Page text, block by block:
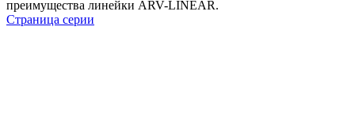
преимущества линейки ARV-LINEAR.
Страница серии